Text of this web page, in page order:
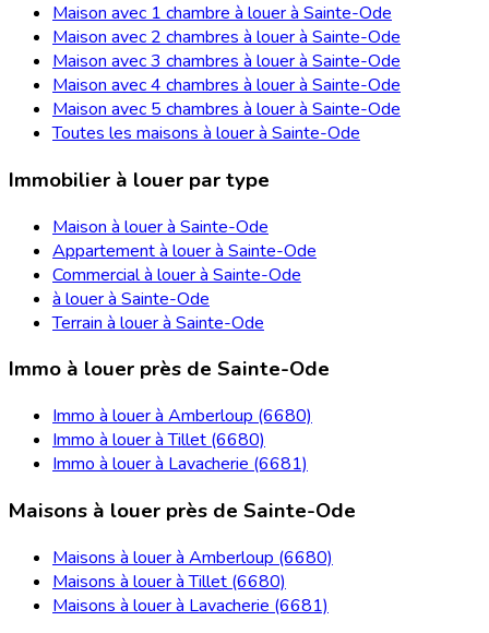
Maison avec 1 chambre à louer à Sainte-Ode
Maison avec 2 chambres à louer à Sainte-Ode
Maison avec 3 chambres à louer à Sainte-Ode
Maison avec 4 chambres à louer à Sainte-Ode
Maison avec 5 chambres à louer à Sainte-Ode
Toutes les maisons à louer à Sainte-Ode
Immobilier à louer par type
Maison à louer à Sainte-Ode
Appartement à louer à Sainte-Ode
Commercial à louer à Sainte-Ode
à louer à Sainte-Ode
Terrain à louer à Sainte-Ode
Immo à louer près de Sainte-Ode
Immo à louer à Amberloup (6680)
Immo à louer à Tillet (6680)
Immo à louer à Lavacherie (6681)
Maisons à louer près de Sainte-Ode
Maisons à louer à Amberloup (6680)
Maisons à louer à Tillet (6680)
Maisons à louer à Lavacherie (6681)